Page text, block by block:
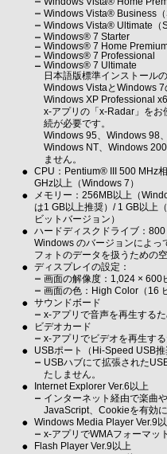
Windows Vista® Business（
Windows Vista® Ultimate（
Windows® 7 Starter
Windows® 7 Home
Windows® 7 Professional
Windows® 7 Ultimate
日本語版標準インストール
Windows VistaとWindows 7
Windows XP Professional
x-アプリの「x-Radar」をお
続が必要です。
Windows 95、Windows 98
Windows NT、Windows
ません。
CPU：Pentium® III 500 MHz
GHz以上（Windows 7）
メモリー：256MB以上（
は1 GB以上推奨）/ 1 GB以上
ビットバージョン）
ハードディスクドライブ：
Windows のバージョンによっ
フォトのデータを扱うための
ディスプレイの設定：
画面の解像度：1,024 × 600
画面の色：High Color（16
サウンドボード
x-アプリで音声を再生するた
ビデオカード
x-アプリでビデオを再生する
USBポート（Hi-Speed USB推
USBハブにて拡張された
たしません。
Internet Explorer Ver.6以上
インターネット経由で楽曲
JavaScript、Cookieを有効に
Windows Media Player Ver.9
x-アプリでWMAフォーマッ
Flash Player Ver.9以上